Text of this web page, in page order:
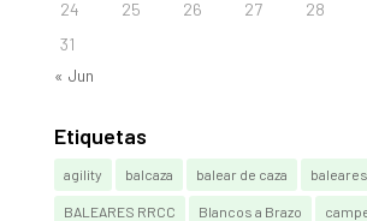
24
25 26 27 28
31
« Jun
Etiquetas
agility balcaza balear de caza
BALEARES RRCC Blancos a Brazo